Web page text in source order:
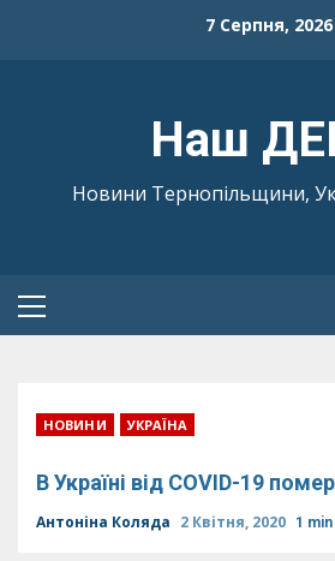
7 Серпня, 2026
Наш
Новини Тернопільщини,
Primary
НОВИНИ УКРАЇНА
В Україні від COVID-19
Антоніна Коляда 2 Квітня, 2020 1 min